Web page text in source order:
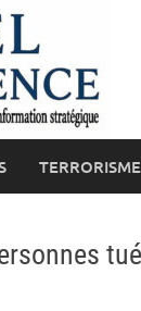
TERRORISME